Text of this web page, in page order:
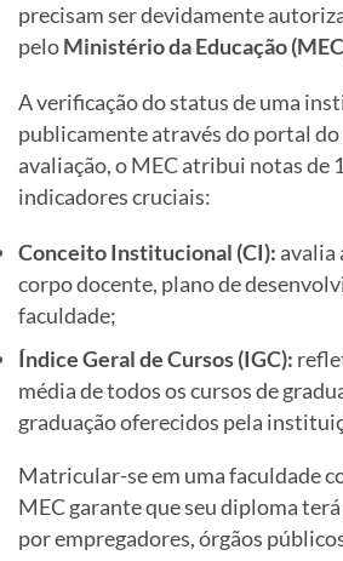
precisam ser devidamente
peloMinistério da Educação
A verificação do status de uma
publicamente através do portal do
avaliação, o MEC atribui notas de
indicadores cruciais:
Conceito Institucional (CI): avalia
corpo docente, plano de
faculdade;
Índice Geral de Cursos (IGC):
média de todos os cursos de
graduação oferecidos pela
Matricular-se em uma faculdade
MEC garante que seu diploma
por empregadores, órgãos